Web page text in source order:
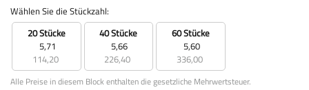
Wählen Sie die Stückzahl:
20 Stücke
5,71
114,20
40 Stücke
5,66
226,40
60 Stücke
5,60
336,00
Alle Preise in diesem Block enthalten die gesetzliche Mehrwertsteuer.